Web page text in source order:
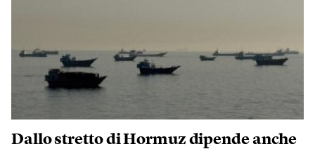
Dallo stretto di Hormuz dipende anche